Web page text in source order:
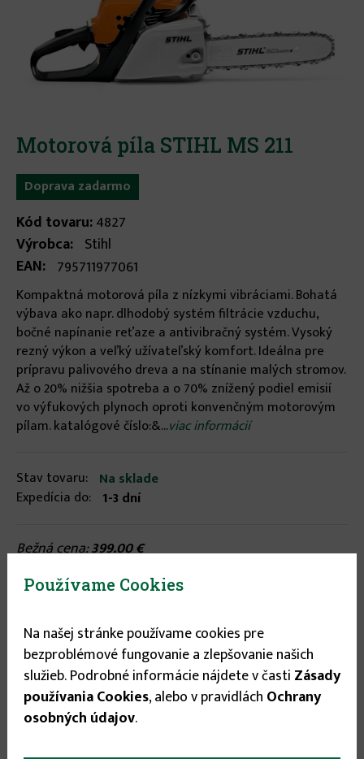
Motorová píla STIHL MS 211
Doprava zadarmo
Kód tovaru:4827
Výrobca: Stihl
EAN: 795711977061
Kompaktná motorová píla z nízkymi vibráciami. Bohatá
výbava ako napr. dlhodobý systém filtrácie vzduchu,
bočné napínanie reťaze a antivibračný systém. Vysoký
rezný výkon a veľký užívateľský komfort. Ideálna pre
prípravu palivového dreva a na stínanie malých stromov.
Až o 20% nižšia spotreba a o 70% znížený podiel emisií
vo výfukových plynoch oproti konvenčným motorovým
pílam. katalógové číslo:&...viac informácií
Stav tovaru: Na sklade
Expedícia do: 1-3 dní
329.00 €
Bežná cena:399.00 €

Používame Cookies
Na našej stránke používame cookies pre
bezproblémové fungovanie a zlepšovanie našich
služieb. Podrobné informácie nájdete v časti Zásady
používania Cookies, alebo v pravidlách Ochrany
osobných údajov.